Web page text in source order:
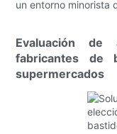
un entorno minorista
Evaluación
fabricantes de
supermercados